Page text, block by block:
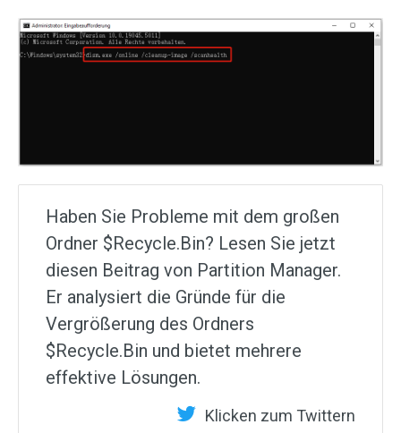
Haben Sie Probleme mit dem großen
Ordner $Recycle.Bin? Lesen Sie jetzt
diesen Beitrag von Partition Manager.
Er analysiert die Gründe für die
Vergrößerung des Ordners
$Recycle.Bin und bietet mehrere
effektive Lösungen.
Klicken zum Twittern